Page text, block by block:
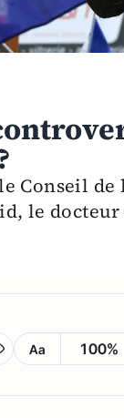
Conseil
le
Aa 100%